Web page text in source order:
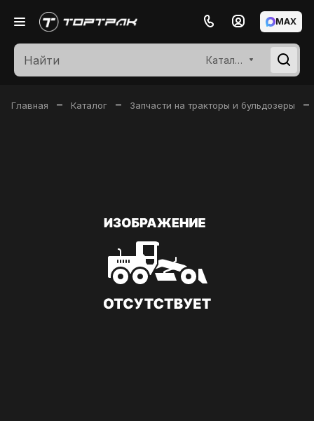
Каталог
MAX
Главная – Каталог – Запчасти на тракторы и бульдозеры –